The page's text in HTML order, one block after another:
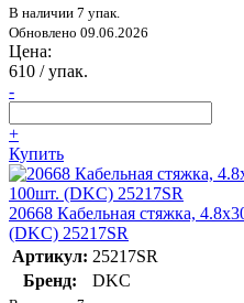
В наличии 7 упак.
Обновлено 09.06.2026
Цена:
610 / упак.
-
+
Купить
20668 Кабельная стяжка,
(DKC) 25217SR
Артикул: 25217SR
Бренд:
DKC